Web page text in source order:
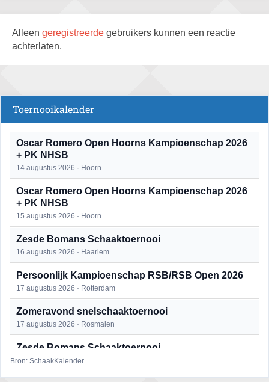
Alleen geregistreerde gebruikers kunnen een reactie
achterlaten.
Toernooikalender
Oscar Romero Open Hoorns Kampioenschap 2026
+ PK NHSB
14 augustus 2026 · Hoorn
Oscar Romero Open Hoorns Kampioenschap 2026
+ PK NHSB
15 augustus 2026 · Hoorn
Zesde Bomans Schaaktoernooi
16 augustus 2026 · Haarlem
Persoonlijk Kampioenschap RSB/RSB Open 2026
17 augustus 2026 · Rotterdam
Zomeravond snelschaaktoernooi
17 augustus 2026 · Rosmalen
Zesde Bomans Schaaktoernooi
17 augustus 2026 · Haarlem
Bron: SchaakKalender